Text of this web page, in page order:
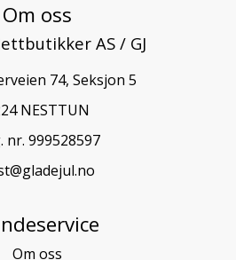
Om oss
AS / GJ
74, Seksjon 5
NESTTUN
nr. 999528597
Om oss